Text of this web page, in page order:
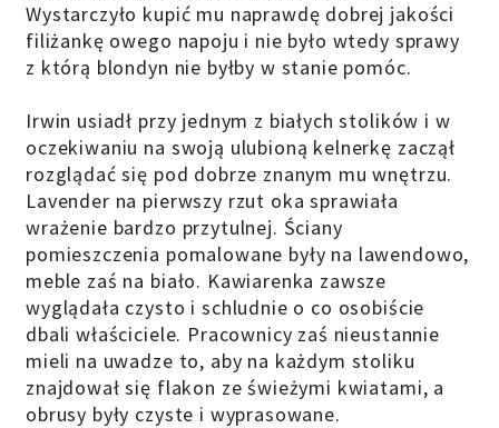
Wystarczyło kupić mu naprawdę dobrej jakości
filiżankę owego napoju i nie było wtedy sprawy
z którą blondyn nie byłby w stanie pomóc.
Irwin usiadł przy jednym z białych stolików i w
oczekiwaniu na swoją ulubioną kelnerkę zaczął
rozglądać się pod dobrze znanym mu wnętrzu.
Lavender na pierwszy rzut oka sprawiała
wrażenie bardzo przytulnej. Ściany
pomieszczenia pomalowane były na lawendowo,
meble zaś na biało. Kawiarenka zawsze
wyglądała czysto i schludnie o co osobiście
dbali właściciele. Pracownicy zaś nieustannie
mieli na uwadze to, aby na każdym stoliku
znajdował się flakon ze świeżymi kwiatami, a
obrusy były czyste i wyprasowane.